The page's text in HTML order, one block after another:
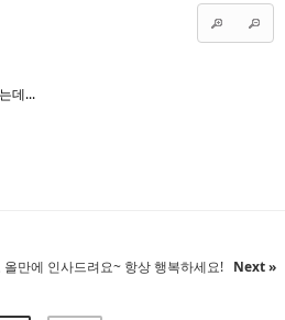
데...
올만에 인사드려요~ 항상 행복하세요! Next »